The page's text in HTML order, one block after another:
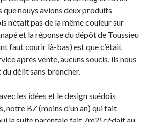
que nouys avions deux produits
n’était pas de la même couleur sur
et la réponse du dépôt de Toussieu
faut courir là-bas) est que c’était
après vente, aucuns soucis, ils nous
délit sans broncher.
les idées et le design suédois
notre BZ (moins d’un an) qui fait